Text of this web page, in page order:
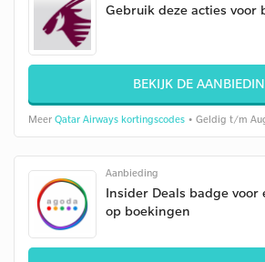
Gebruik deze acties voor
BEKIJK DE
Meer Qatar Airways kortingscodes • Geldig t/m
Aanbieding
Insider Deals badge voor
op boekingen